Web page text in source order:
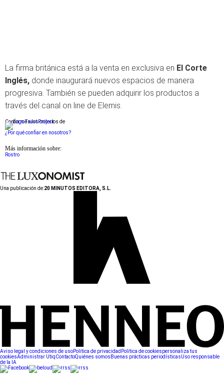
La firma británica está a la venta en exclusiva en El Corte
Inglés, donde inaugurará nuevos espacios de manera
progresiva. También se pueden adquirir los productos a
través del canal on line de Elemis.
Conforme a los criterios de
¿Por qué confiar en nosotros?
Más información sobre:
Rostro
Una publicación de:20 MINUTOS EDITORA, S.L.
Aviso legal y condiciones de usoPolítica de privacidad Política de cookiespersonaliza tus
cookiesAdministrar UtiqContactoQuiénes somos Buenas prácticas periodísticasUso responsable
de la IA